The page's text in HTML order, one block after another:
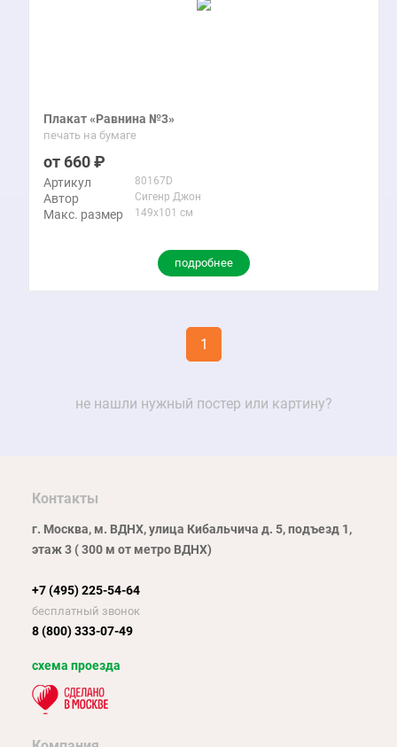
Плакат «Равнина №3»
печать на бумаге
660
Артикул 80167D
Автор Сигенр Джон
Макс. размер 149x101 см
подробнее
1
не нашли нужный постер или картину?
Контакты
г. Москва, м. ВДНХ, улица Кибальчича д. 5, подъезд 1,
этаж 3 ( 300 м от метро ВДНХ)
+7 (495) 225-54-64
бесплатный звонок
8 (800) 333-07-49
схема проезда